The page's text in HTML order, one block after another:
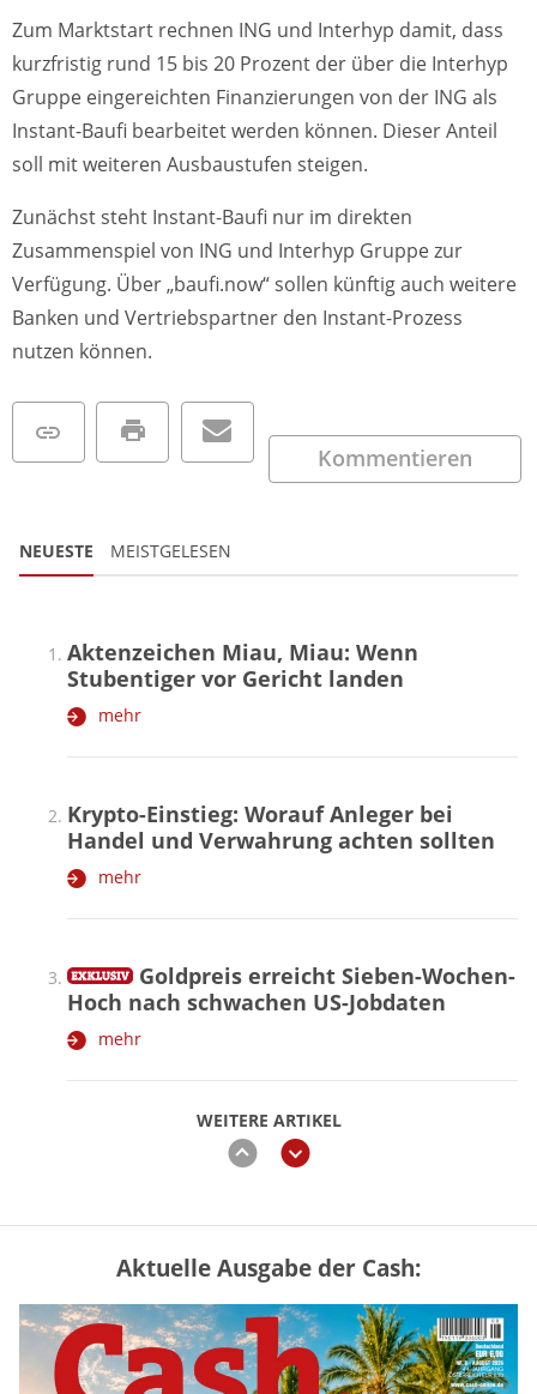
Zum Marktstart rechnen ING und Interhyp damit, dass
kurzfristig rund 15 bis 20 Prozent der über die Interhyp
Gruppe eingereichten Finanzierungen von der ING als
Instant-Baufi bearbeitet werden können. Dieser Anteil
soll mit weiteren Ausbaustufen steigen.
Zunächst steht Instant-Baufi nur im direkten
Zusammenspiel von ING und Interhyp Gruppe zur
Verfügung. Über „baufi.now“ sollen künftig auch weitere
Banken und Vertriebspartner den Instant-Prozess
nutzen können.
Kommentieren
NEUESTE MEISTGELESEN
WEITERE ARTIKEL
zurückweiter
Aktenzeichen Miau, Miau: Wenn
Stubentiger vor Gericht landen
mehr
Krypto-Einstieg: Worauf Anleger bei
Handel und Verwahrung achten sollten
mehr
Goldpreis erreicht Sieben-Wochen-
Hoch nach schwachen US-Jobdaten
mehr
Vermieter-Zutritt: Wann Mieter
die Wohnung öffnen müssen
mehr
Aktuelle Ausgabe der Cash: